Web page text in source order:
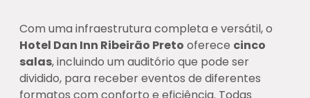
Com uma infraestrutura completa e versátil, o
Hotel Dan Inn Ribeirão Preto oferece cinco
salas, incluindo um auditório que pode ser
dividido, para receber eventos de diferentes
formatos com conforto e eficiência. Todas